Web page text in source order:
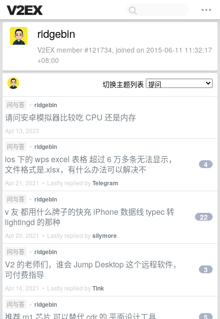
ridgebin
V2EX member #121734, joined on 2015-06-11 11:32:17
+08:00
切换主题列表
问与答 • ridgebin
请问安卓模拟器比较吃 CPU 还是内存
Apr 13, 2023
问与答
• ridgebin
ios 下的 wps excel 表格 超过 6 万多条无法显示，
文件格式是.xlsx，有什么办法可以解决不
Apr 21, 2021 • Lastly replied byTelegram
4
问与答 • ridgebin
v 友 都用什么牌子的快充 iPhone 数据线 typec 转
lightingd 的那种
Apr 20, 2021 • Lastly replied bysilymore
22
问与答 • ridgebin
V2 的老师们，谁会 Jump Desktop 这个远程软件，
可付费指导
Apr 16, 2021 • Lastly replied byTink
3
问与答 • ridgebin
5